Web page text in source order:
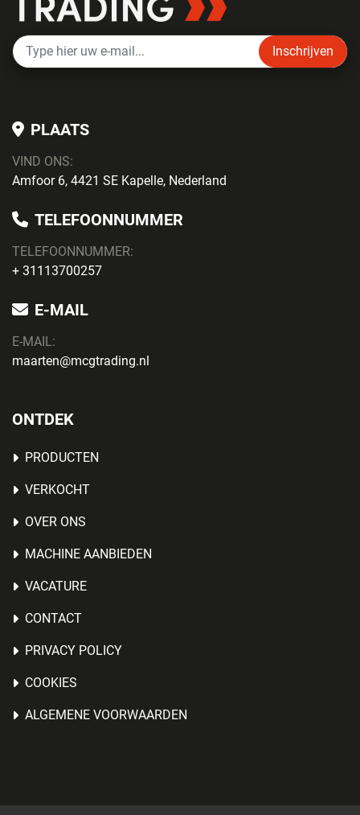
Inschrijven
PLAATS
VIND ONS:
Amfoor 6, 4421 SE Kapelle, Nederland
TELEFOONNUMMER
TELEFOONNUMMER:
+ 31113700257
E-MAIL
E-MAIL:
maarten@mcgtrading.nl
ONTDEK
PRODUCTEN
VERKOCHT
OVER ONS
MACHINE AANBIEDEN
VACATURE
CONTACT
PRIVACY POLICY
COOKIES
ALGEMENE VOORWAARDEN